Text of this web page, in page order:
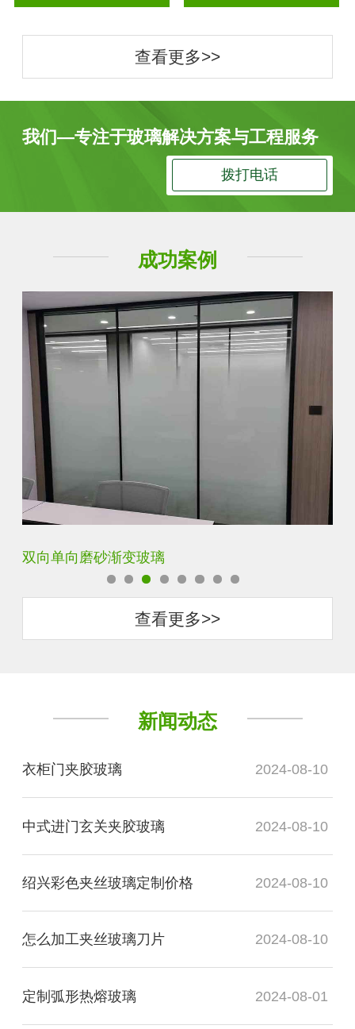
查看更多>>
我们—专注于玻璃解决方案与工程服务
拨打电话
成功案例
双向单向磨砂渐变玻璃
查看更多>>
新闻动态
衣柜门夹胶玻璃 2024-08-10
中式进门玄关夹胶玻璃 2024-08-10
绍兴彩色夹丝玻璃定制价格 2024-08-10
怎么加工夹丝玻璃刀片 2024-08-10
定制弧形热熔玻璃 2024-08-01